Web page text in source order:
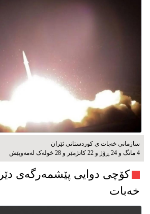
سازمانی خەبات ی کوردستانی ئێران
4 مانگ و 24 ڕۆژ و 22 کاتژمێر و 28 خوله‌ک له‌مه‌وپێش‌
کۆچی دوایی پێشمەرگەی
خەبات